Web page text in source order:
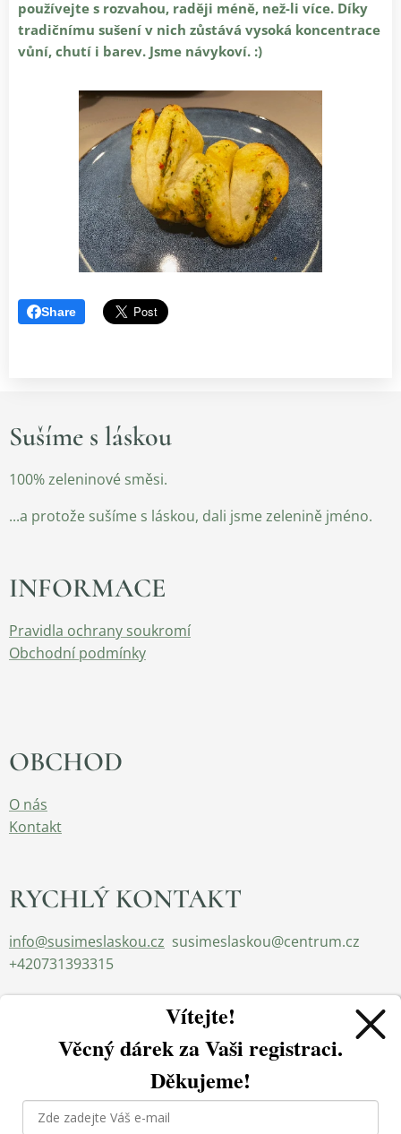
používejte s rozvahou, raději méně, než-li více. Díky
tradičnímu sušení v nich zůstává vysoká koncentrace
vůní, chutí i barev. Jsme návykoví. :)
Share
Sušíme s láskou
100% zeleninové směsi.
...a protože sušíme s láskou, dali jsme zelenině jméno.
INFORMACE
Pravidla ochrany soukromí
Obchodní podmínky
OBCHOD
O nás
Kontakt
RYCHLÝ KONTAKT
info@susimeslaskou.cz susimeslaskou@centrum.cz
+420731393315
Používáme cookies, abychom zajistili správné fungování a
Vítejte!
Věcný dárek zaVaši registraci.
Děkujeme!